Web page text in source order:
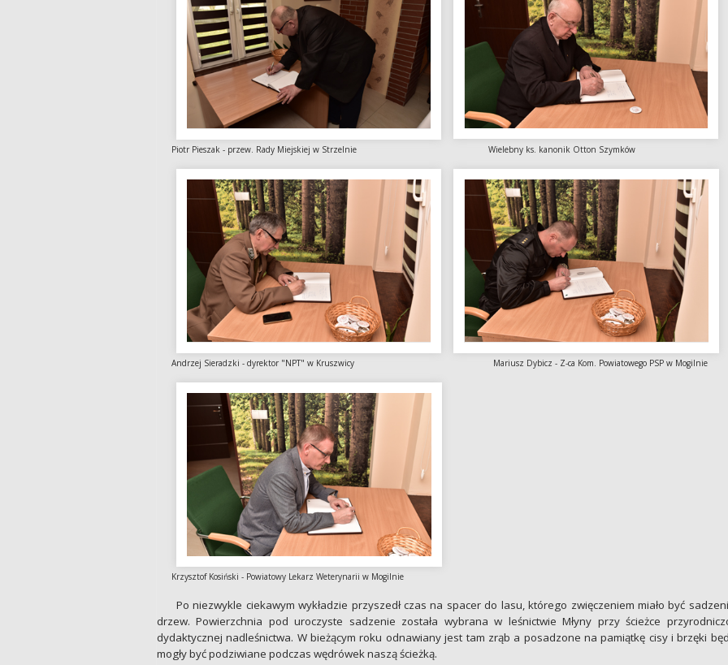
Piotr Pieszak - przew. Rady Miejskiej w Strzelnie Wielebny ks. kanonik Otton Szymków
Andrzej Sieradzki - dyrektor "NPT" w Kruszwicy Mariusz Dybicz - Z-ca Kom. Powiatowego PSP w Mogilnie
Krzysztof Kosiński - Powiatowy Lekarz Weterynarii w Mogilnie
Po niezwykle ciekawym wykładzie przyszedł czas na spacer do lasu, którego zwięczeniem miało być
drzew. Powierzchnia pod uroczyste sadzenie została wybrana w leśnictwie Młyny przy ścieżce
dydaktycznej nadleśnictwa. W bieżącym roku odnawiany jest tam zrąb a posadzone na pamiątkę cisy i brzęki
mogły być podziwiane podczas wędrówek naszą ścieżką.